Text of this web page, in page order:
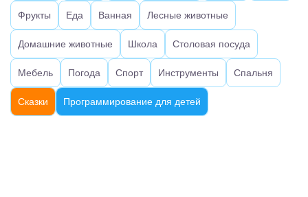
Фрукты Еда Ванная Лесные животные
Домашние животные Школа Столовая посуда
Мебель Погода Спорт Инструменты Спальня
Сказки Программирование для детей